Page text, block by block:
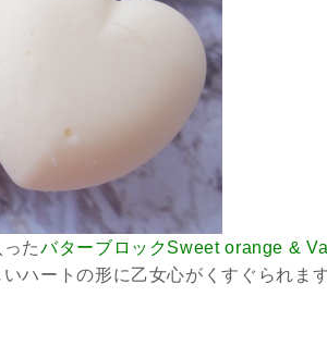
たバターブロックSweet orange &
ハートの形に乙女心がくすぐられます